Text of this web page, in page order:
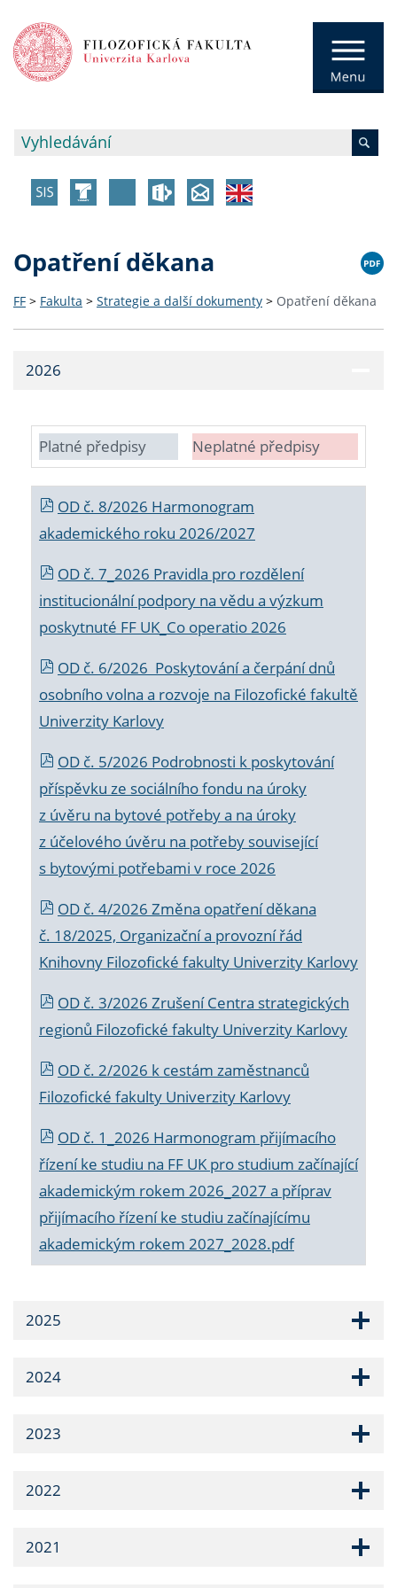
Opatření děkana
FF > Fakulta > Strategie a další dokumenty > Opatření děkana
2026
Platné předpisy Neplatné předpisy
OD č. 8/2026 Harmonogram
akademického roku 2026/2027
OD č. 7_2026 Pravidla pro rozdělení
institucionální podpory na vědu a výzkum
poskytnuté FF UK_Co operatio 2026
OD č. 6/2026 Poskytování a čerpání dnů
osobního volna a rozvoje na Filozofické fakultě
Univerzity Karlovy
OD č. 5/2026 Podrobnosti k poskytování
příspěvku ze sociálního fondu na úroky
z úvěru na bytové potřeby a na úroky
z účelového úvěru na potřeby související
s bytovými potřebami v roce 2026
OD č. 4/2026 Změna opatření děkana
č. 18/2025, Organizační a provozní řád
Knihovny Filozofické fakulty Univerzity Karlovy
OD č. 3/2026 Zrušení Centra strategických
regionů Filozofické fakulty Univerzity Karlovy
OD č. 2/2026 k cestám zaměstnanců
Filozofické fakulty Univerzity Karlovy
OD č. 1_2026 Harmonogram přijímacího
řízení ke studiu na FF UK pro studium začínající
akademickým rokem 2026_2027 a příprav
přijímacího řízení ke studiu začínajícímu
akademickým rokem 2027_2028.pdf
2025
2024
2023
2022
2021